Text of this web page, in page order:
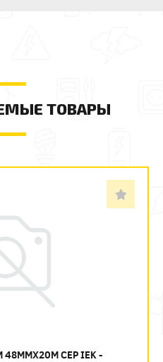
ТОВАРЫ
48ММХ20М СЕР IEK -